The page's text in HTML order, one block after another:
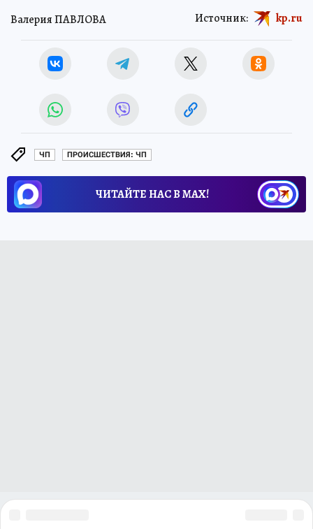
Валерия ПАВЛОВА Источник: kp.ru
ЧП ПРОИСШЕСТВИЯ: ЧП
ЧИТАЙТЕ НАС В МАХ!